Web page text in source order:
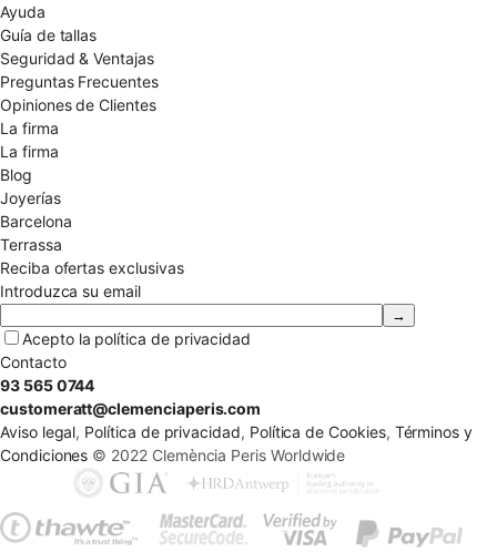
Ayuda
Guía de tallas
Seguridad & Ventajas
Preguntas Frecuentes
Opiniones de Clientes
La firma
La firma
Blog
Joyerías
Barcelona
Terrassa
Reciba ofertas exclusivas
Introduzca su email
Acepto la política de privacidad
Contacto
93 565 0744
customeratt@clemenciaperis.com
Aviso legal, Política de privacidad, Política de Cookies, Términos y
Condiciones © 2022 Clemència Peris Worldwide